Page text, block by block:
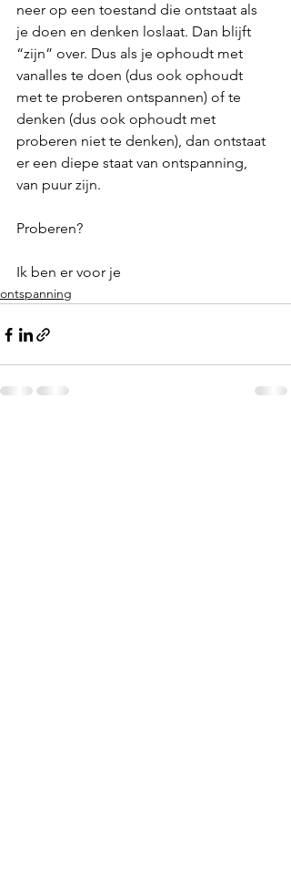
neer op een toestand die ontstaat als
je doen en denken loslaat. Dan blijft
“zijn” over. Dus als je ophoudt met
vanalles te doen (dus ook ophoudt
met te proberen ontspannen) of te
denken (dus ook ophoudt met
proberen niet te denken), dan ontstaat
er een diepe staat van ontspanning,
van puur zijn.
Proberen?
Ik ben er voor je
ontspanning